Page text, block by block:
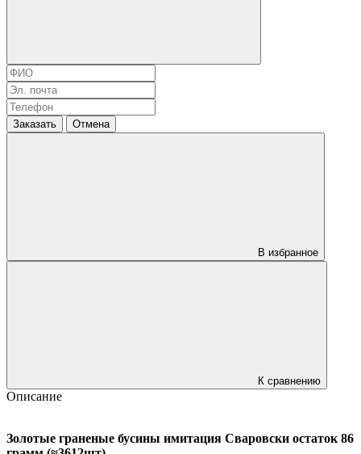
Заказать Отмена
В избранное
К сравнению
Описание
Золотые граненые бусины имитация Сваровски остаток 86